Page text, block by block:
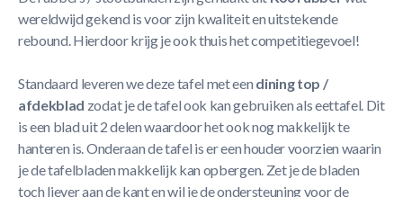
wereldwijd gekend is voor zijn kwaliteit en uitstekende
rebound. Hierdoor krijg je ook thuis het competitiegevoel!
Standaard leveren we deze tafel met een dining top /
afdekblad zodat je de tafel ook kan gebruiken als eettafel. Dit
is een blad uit 2 delen waardoor het ook nog makkelijk te
hanteren is. Onderaan de tafel is er een houder voorzien waarin
je de tafelbladen makkelijk kan opbergen. Zet je de bladen
toch liever aan de kant en wil je de ondersteuning voor de